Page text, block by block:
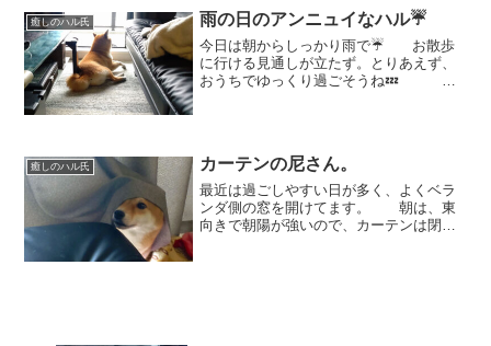
癒しのハル氏 雨の日のアンニュイなハル☔
今日は朝からしっかり雨で☔ お散歩
に行ける見通しが立たず。とりあえず、
おうちでゆっくり過ごそうね💤
中。 あんまりしょんぼりしている
の...
癒しのハル氏 カーテンの尼さん。
最近は過ごしやすい日が多く、よくベラ
ンダ側の窓を開けてます。 朝は、東
向きで朝陽が強いので、カーテンは閉め